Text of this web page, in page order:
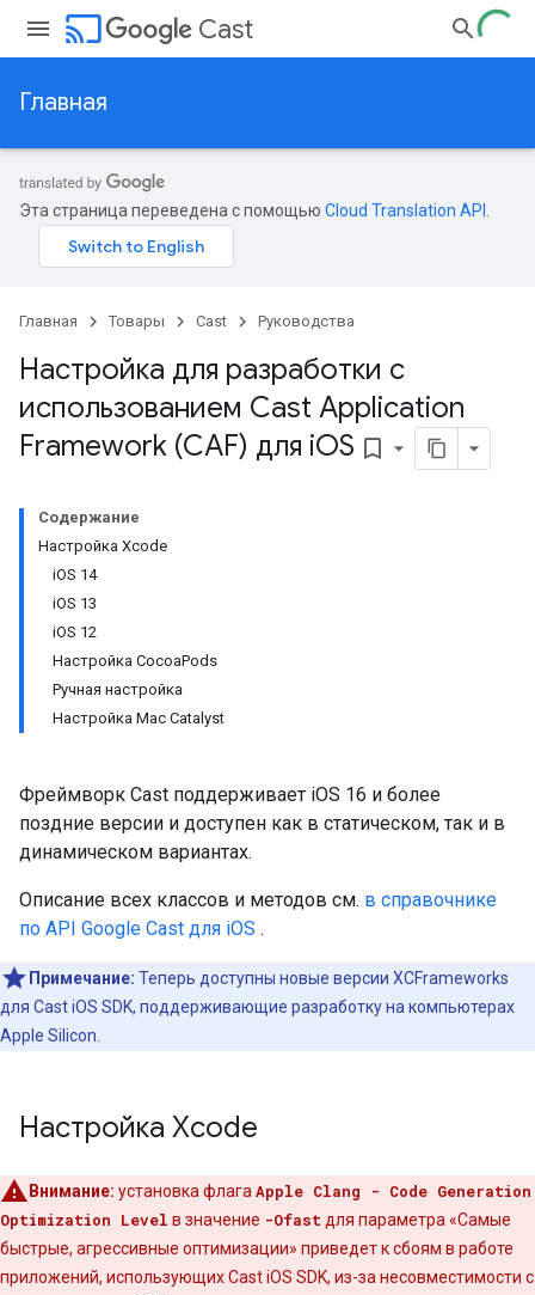
cast Cast
Главная
Эта страница переведена с помощью Cloud Translation API
Главная Товары Cast Руководства
Настройка для разработки с
использованием Cast Application
Framework (CAF) для iOS bookmark_border
Содержание
Настройка Xcode
iOS 14
iOS 13
iOS 12
Настройка CocoaPods
Ручная настройка
Настройка Mac Catalyst
Фреймворк Cast поддерживает iOS 16 и более
поздние версии и доступен как в статическом, так и в
динамическом вариантах.
Описание всех классов и методов см. в справочнике
по API Google Cast для iOS .
Примечание: Теперь доступны новые версии XCFrameworks
для Cast iOS SDK, поддерживающие разработку на компьютерах
Apple Silicon.
Настройка Xcode
Внимание: установка флага Apple Clang - Code Generation
Optimization Level в значение -Ofast для параметра «Самые
быстрые, агрессивные оптимизации» приведет к сбоям в работе
приложений, использующих Cast iOS SDK, из-за несовместимости с